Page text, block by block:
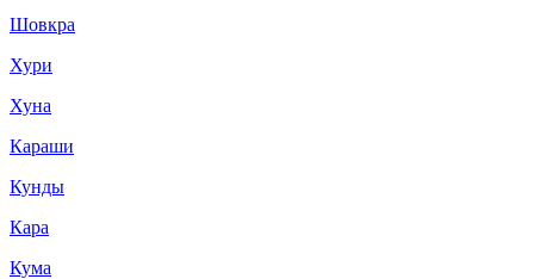
Шовкра
Хури
Хуна
Караши
Кунды
Кара
Кума